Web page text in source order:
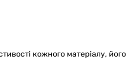
кожного матеріалу, його